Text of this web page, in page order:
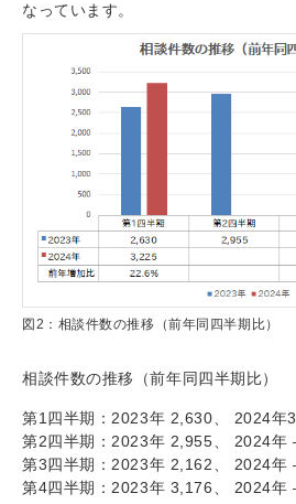
なっています。
図2：相談件数の推移（前年同四半期比）
相談件数の推移（前年同四半期比）
第1四半期：2023年 2,630、 2024年
第2四半期：2023年 2,955、 2024
第3四半期：2023年 2,162、 2024
第4四半期：2023年 3,176、 2024